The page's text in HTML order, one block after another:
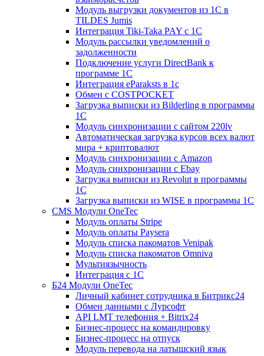
Модуль выгрузки документов из 1С в
TILDES Jumis
Интеграция Tiki-Taka PAY с 1С
Модуль рассылки уведомлений о
задолженности
Подключение услуги DirectBank к
программе 1С
Интеграция eParaksts в 1с
Обмен с COSTPOCKET
Загрузка выписки из Bilderling в программы
1C
Модуль синхронизации с сайтом 220lv
Автоматическая загрузка курсов всех валют
мира + криптовалют
Модуль синхронизации с Amazon
Модуль синхронизации с Ebay
Загрузка выписки из Revolut в программы
1C
Загрузка выписки из WISE в программы 1C
CMS Модули OneTec
Модуль оплаты Stripe
Модуль оплаты Paysera
Модуль списка пакоматов Venipak
Модуль списка пакоматов Omniva
Мультиязычность
Интеграция с 1С
Б24 Модули OneTec
Личный кабинет сотрудника в Битрикс24
Обмен данными с Лурсофт
API LMT телефония + Bitrix24
Бизнес-процесс на командировку
Бизнес-процесс на отпуск
Модуль перевода на латышский язык